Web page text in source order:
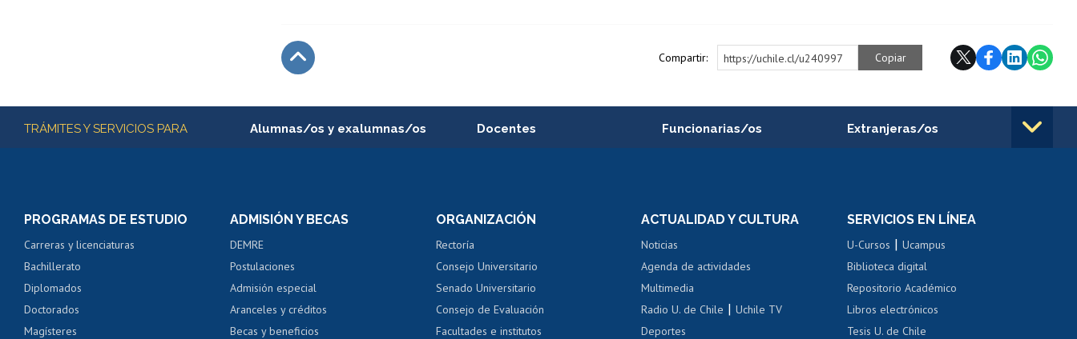
Compartir: https://uchile.cl/u240997 Copiar
Más información
TRÁMITES Y SERVICIOS PARA Alumnas/os y exalumnas/os
Consulta y certificado de notas
Servicio médico y dental
Pago de arancel y crédito alumnos
Pago de arancel y crédito exalumnos
Certificado de títulos y grados
Docentes
Perfeccionamiento
Evaluación docente
Calificación académica
Postulación al AUCAI
Funcionarias/os
Portal de movilidad interna
Certificado de renta
Certificado de renta
Gestión de correo uchile
Extranjeras/os
Movilidad Estudiantil
Cursos de español
PROGRAMAS DE ESTUDIO
Carreras y licenciaturas
Bachillerato
Diplomados
Doctorados
Magísteres
ADMISIÓN Y BECAS
DEMRE
Postulaciones
Admisión especial
Aranceles y créditos
Becas y beneficios
ORGANIZACIÓN
Rectoría
Consejo Universitario
Senado Universitario
Consejo de Evaluación
Facultades e institutos
ACTUALIDAD Y CULTURA
Noticias
Agenda de actividades
Multimedia
Radio U. de Chile |Uchile TV
Deportes
SERVICIOS EN LÍNEA
U-Cursos |Ucampus
Biblioteca digital
Repositorio Académico
Libros electrónicos
Tesis U. de Chile